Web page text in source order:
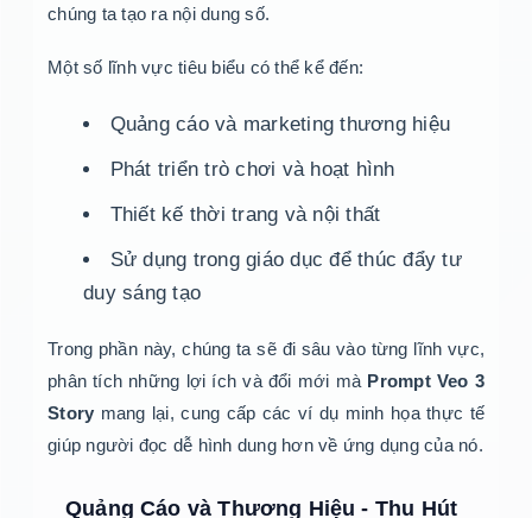
chúng ta tạo ra nội dung số.
Một số lĩnh vực tiêu biểu có thể kể đến:
Quảng cáo và marketing thương hiệu
Phát triển trò chơi và hoạt hình
Thiết kế thời trang và nội thất
Sử dụng trong giáo dục để thúc đẩy tư
duy sáng tạo
Trong phần này, chúng ta sẽ đi sâu vào từng lĩnh vực,
phân tích những lợi ích và đổi mới mà Prompt Veo 3
Story mang lại, cung cấp các ví dụ minh họa thực tế
giúp người đọc dễ hình dung hơn về ứng dụng của nó.
Quảng Cáo và Thương Hiệu - Thu Hút